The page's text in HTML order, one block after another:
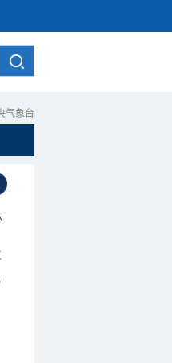
气象台